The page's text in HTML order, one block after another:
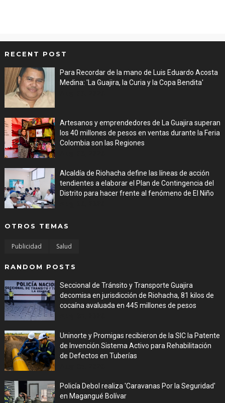
RECENT POST
Para Recordar de la mano de Luis Eduardo Acosta
Medina: 'La Guajira, la Curia y la Copa Bendita'
Artesanos y emprendedores de La Guajira superan
los 40 millones de pesos en ventas durante la Feria
Colombia son las Regiones
Alcaldía de Riohacha define las líneas de acción
tendientes a elaborar el Plan de Contingencia del
Distrito para hacer frente al fenómeno de El Niño
OTROS TEMAS
Publicidad Salud
RANDOM POSTS
Seccional de Tránsito y Transporte Guajira
decomisa en jurisdicción de Riohacha, 81 kilos de
cocaína avaluada en 445 millones de pesos
Uninorte y Promigas recibieron de la SIC la Patente
de Invención Sistema Activo para Rehabilitación
de Defectos en Tuberías
Policía Debol realiza 'Caravanas Por la Seguridad'
en Magangué Bolívar